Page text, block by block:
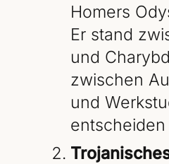
Homers
Er stand
und
zwischen
und